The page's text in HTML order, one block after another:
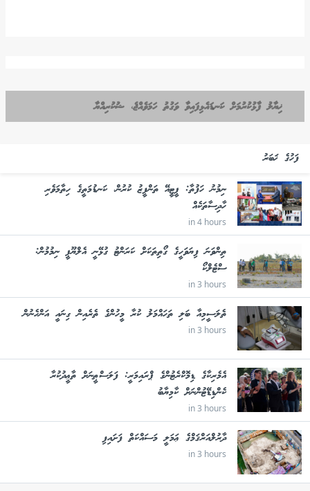
ޚިޔާލު ފާޅުކުރުމަށް ކަނޑައެޅިފައިވާ ވަގުތު ހަމަވެއްޖެ، ޝުކުރިއްޔާ
ފަހުގެ ޚަބަރު
ނިމުނު ހަފުތާ: ޕީޓީއޭ ތަންފީޒު ކުރުން، ކަނޑުމަތީގެ ހިތާމަވެރި
ހާދިސާތަކެއް
in 4 hours
ތިންވަނަ ފިޔަވަހީގެ ގޯތިތަކަށް ކަރަންޓު ގުޅޭނީ އެލްޔޫޕީ ނިމުމުން:
ސްޓެލްކޯ
in 3 hours
ތެލަސީމިއާ ބަލި ތަހައްމަލު ކުރާ މީހުންގެ ތެރެއިން ގިނައީ އަންހެނުން
in 3 hours
އެމެރިކާގެ ޑިމޮކްރެޓުންގެ ޕްރައިމަރީ: ފަލަސްޠީނަށް ތާޢީދުކުރާ
ކެންޑިޑޭޓުންނަށް ކާމިޔާބު
in 3 hours
ދާރުލްއަރްޤަމްގެ ޢަމަލީ މަސައްކަތް ފަށައިފި
in 3 hours